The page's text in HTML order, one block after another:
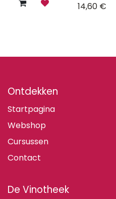
14,60 €
Ontdekken
Startpagina
Webshop
Cursussen
Contact
De Vinotheek